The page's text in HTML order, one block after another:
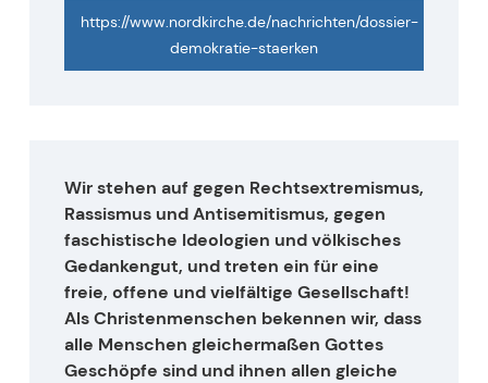
https://www.nordkirche.de/nachrichten/dossier-
demokratie-staerken
Wir stehen auf gegen Rechtsextremismus,
Rassismus und Antisemitismus, gegen
faschistische Ideologien und völkisches
Gedankengut, und treten ein für eine
freie, offene und vielfältige Gesellschaft!
Als Christenmenschen bekennen wir, dass
alle Menschen gleichermaßen Gottes
Geschöpfe sind und ihnen allen gleiche